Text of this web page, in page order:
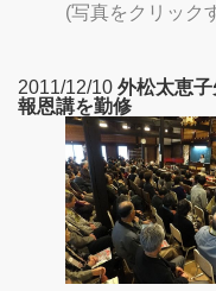
(写真をクリック
2011/12/10 外松太恵
報恩講を勤修